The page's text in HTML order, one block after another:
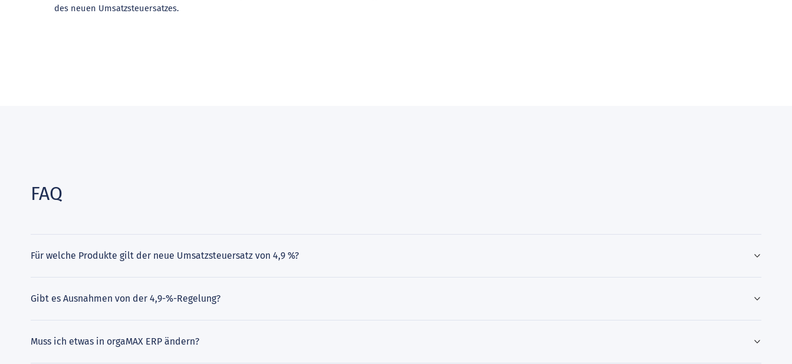
des neuen Umsatzsteuersatzes.
FAQ
Für welche Produkte gilt der neue Umsatzsteuersatz von 4,9 %?
Gibt es Ausnahmen von der 4,9-%-Regelung?
Muss ich etwas in orgaMAX ERP ändern?